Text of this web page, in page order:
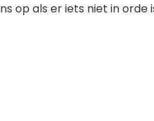
op als er iets niet in